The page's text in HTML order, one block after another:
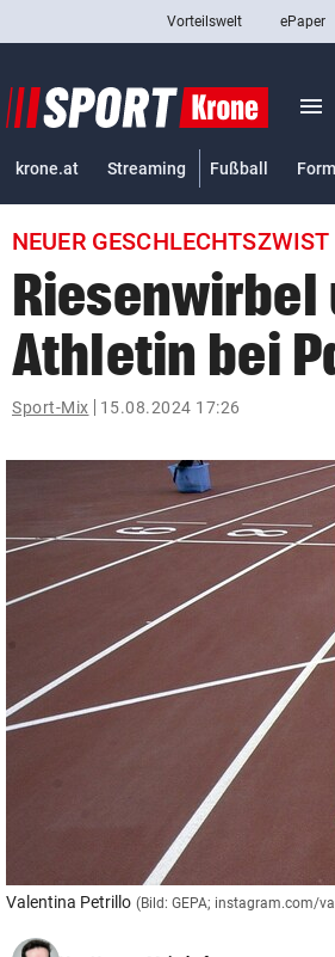
Abonnieren
pin_drop
bookmark
search
Suchbegriff
© Krone Multimedia GmbH & Co KG 2026
Muthgasse 2, 1190 Wien
Vorteilswelt ePaper
menu
krone.at Streaming Fußball
NEUER GESCHLECHTSZWIST
Riesenwirbel
Athletin bei
Sport-Mix 15.08.2024 17:26
Valentina Petrillo (Bild: GEPA; instagram.com/